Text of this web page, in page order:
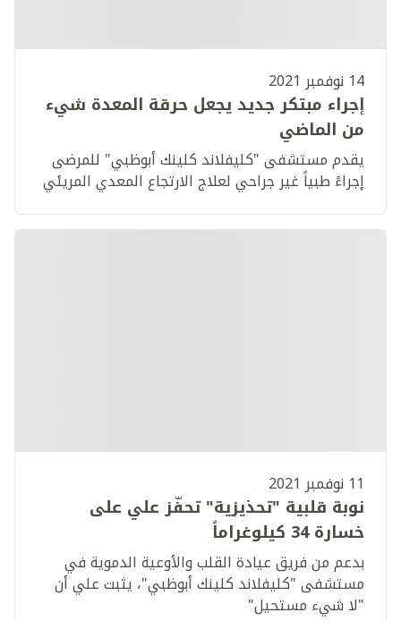
14 نوفمبر 2021
إجراء مبتكر جديد يجعل حرقة المعدة شيء
من الماضي
يقدم مستشفى "كليفلاند كلينك أبوظبي" للمرضى
إجراءً طبياً غير جراحي لعلاج الارتجاع المعدي المريئي
11 نوفمبر 2021
نوبة قلبية "تحذيزية" تحفّز علي على
خسارة 34 كيلوغراماً
بدعم من فريق عيادة القلب والأوعية الدموية في
مستشفى "كليفلاند كلينك أبوظبي"، يثبت علي أن
"لا شيء مستحيل"